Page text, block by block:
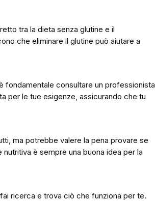
tra la dieta senza glutine e il
che eliminare il glutine può aiutare a
fondamentale consultare un professionista
per le tue esigenze, assicurando che tu
ma potrebbe valere la pena provare se
è sempre una buona idea per la
ricerca e trova ciò che funziona per te.